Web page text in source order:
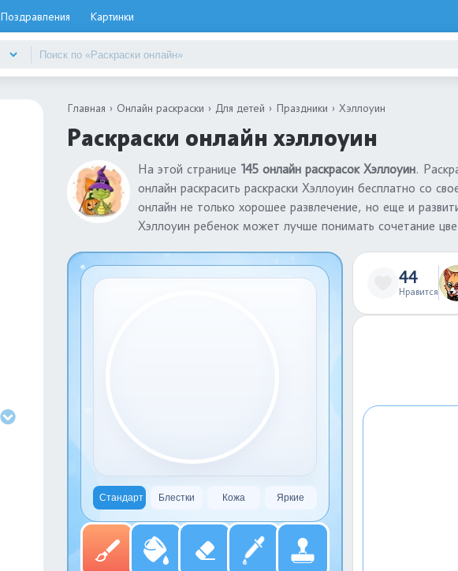
Поздравления Картинки
Главная Онлайн раскраски Для детей Праздники Хэллоуин
Раскраски онлайн хэллоуин
На этой странице 145 онлайн раскрасок Хэллоуин.
онлайн раскрасить раскраски Хэллоуин бесплатно со
онлайн не только хорошее развлечение, но еще и
Хэллоуин ребенок может лучше понимать сочетание
Стандарт Блестки Кожа Яркие
44
Нравится